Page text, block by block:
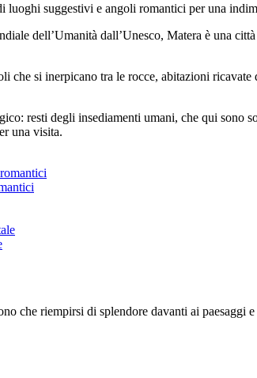
luoghi suggestivi e angoli romantici per una
dell’Umanità dall’Unesco, Matera è una
si inerpicano tra le rocce, abitazioni
resti degli insediamenti umani, che qui
una visita.
che riempirsi di splendore davanti ai